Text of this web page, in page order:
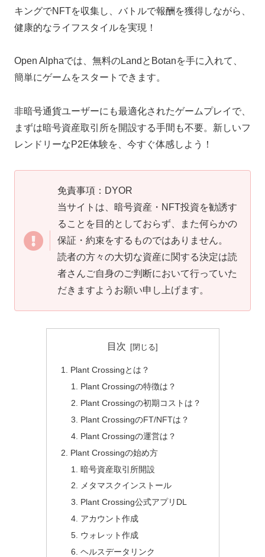
キングでNFTを収集し、バトルで報酬を獲得しながら、
健康的なライフスタイルを実現！
Open Alphaでは、無料のLandとBotanを手に入れて、
簡単にゲームをスタートできます。
非暗号通貨ユーザーにも最適化されたゲームプレイで、
まずは暗号資産取引所を開設する手間も不要。新しいフ
レンドリーなP2E体験を、今すぐ体感しよう！
免責事項：DYOR
当サイトは、暗号資産・NFT投資を勧誘す
ることを目的としておらず、また何らかの
保証・約束をするものではありません。
読者の方々の大切な資産に関する決定は読
者さんご自身のご判断において行っていた
だきますようお願い申し上げます。
目次
Plant Crossingとは？
Plant Crossingの特徴は？
Plant Crossingの初期コストは？
Plant CrossingのFT/NFTは？
Plant Crossingの運営は？
Plant Crossingの始め方
暗号資産取引所開設
メタマスクインストール
Plant Crossing公式アプリDL
アカウント作成
ウォレット作成
ヘルスデータリンク